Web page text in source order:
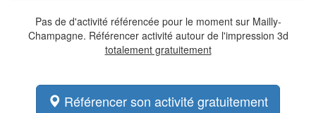
Pas de d'activité référencée pour le moment sur Mailly-
Champagne. Référencer activité autour de l'impression 3d
totalement gratuitement
Référencer son activité gratuitement